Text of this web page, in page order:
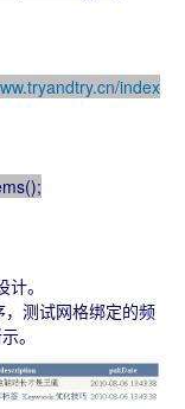
index
。
，测试网格绑定的频
。